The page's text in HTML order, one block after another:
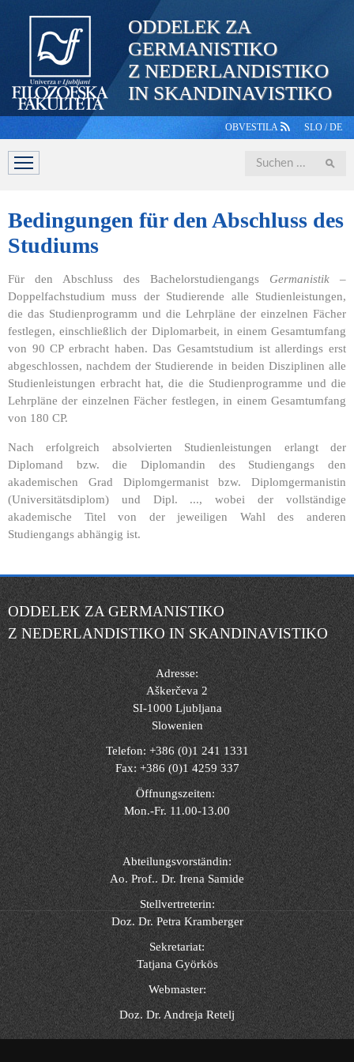
ODDELEK ZA
GERMANISTIKO
Z NEDERLANDISTIKO
IN SKANDINAVISTIKO
OBVESTILA SLO /DE
ABTEILUNG STUDIERENDE
Iskanje
Bedingungen für den Abschluss des
Studiums
Für den Abschluss des Bachelorstudiengangs Germanistik –
Doppelfachstudium muss der Studierende alle Studienleistungen,
die das Studienprogramm und die Lehrpläne der einzelnen Fächer
festlegen, einschließlich der Diplomarbeit, in einem Gesamtumfang
von 90 CP erbracht haben. Das Gesamtstudium ist allerdings erst
abgeschlossen, nachdem der Studierende in beiden Disziplinen alle
Studienleistungen erbracht hat, die die Studienprogramme und die
Lehrpläne der einzelnen Fächer festlegen, in einem Gesamtumfang
von 180 CP.
Nach erfolgreich absolvierten Studienleistungen erlangt der
Diplomand bzw. die Diplomandin des Studiengangs den
akademischen Grad Diplomgermanist bzw. Diplomgermanistin
(Universitätsdiplom) und Dipl. ..., wobei der vollständige
akademische Titel von der jeweiligen Wahl des anderen
Studiengangs abhängig ist.
ODDELEK ZA GERMANISTIKO
Z NEDERLANDISTIKO IN SKANDINAVISTIKO
Adresse:
Aškerčeva 2
SI-1000 Ljubljana
Slowenien
Telefon: +386 (0)1 241 1331
Fax: +386 (0)1 4259 337
Öffnungszeiten:
Mon.-Fr. 11.00-13.00
Abteilungsvorständin:
Ao. Prof.. Dr. Irena Samide
Stellvertreterin:
Doz. Dr. Petra Kramberger
Sekretariat:
Tatjana Györkös
Webmaster:
Doz. Dr. Andreja Retelj